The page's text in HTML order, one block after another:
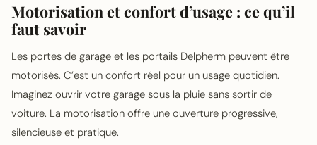
Motorisation et confort d’usage : ce qu’il
faut savoir
Les portes de garage et les portails Delpherm peuvent être
motorisés. C’est un confort réel pour un usage quotidien.
Imaginez ouvrir votre garage sous la pluie sans sortir de
voiture. La motorisation offre une ouverture progressive,
silencieuse et pratique.